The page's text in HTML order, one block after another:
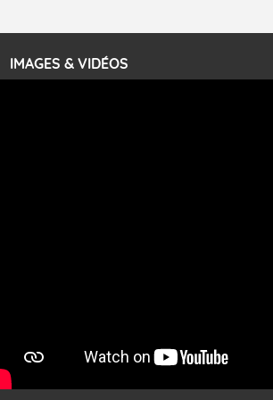
moyenne de 50 km/h et atteindre 80 à 100 km/h
rafales, parfois davantage. Il parcourt la basse vallée
Rhône et la Provence et envahit le littoral
à partir de la Camargue.
IMAGES & VIDÉOS